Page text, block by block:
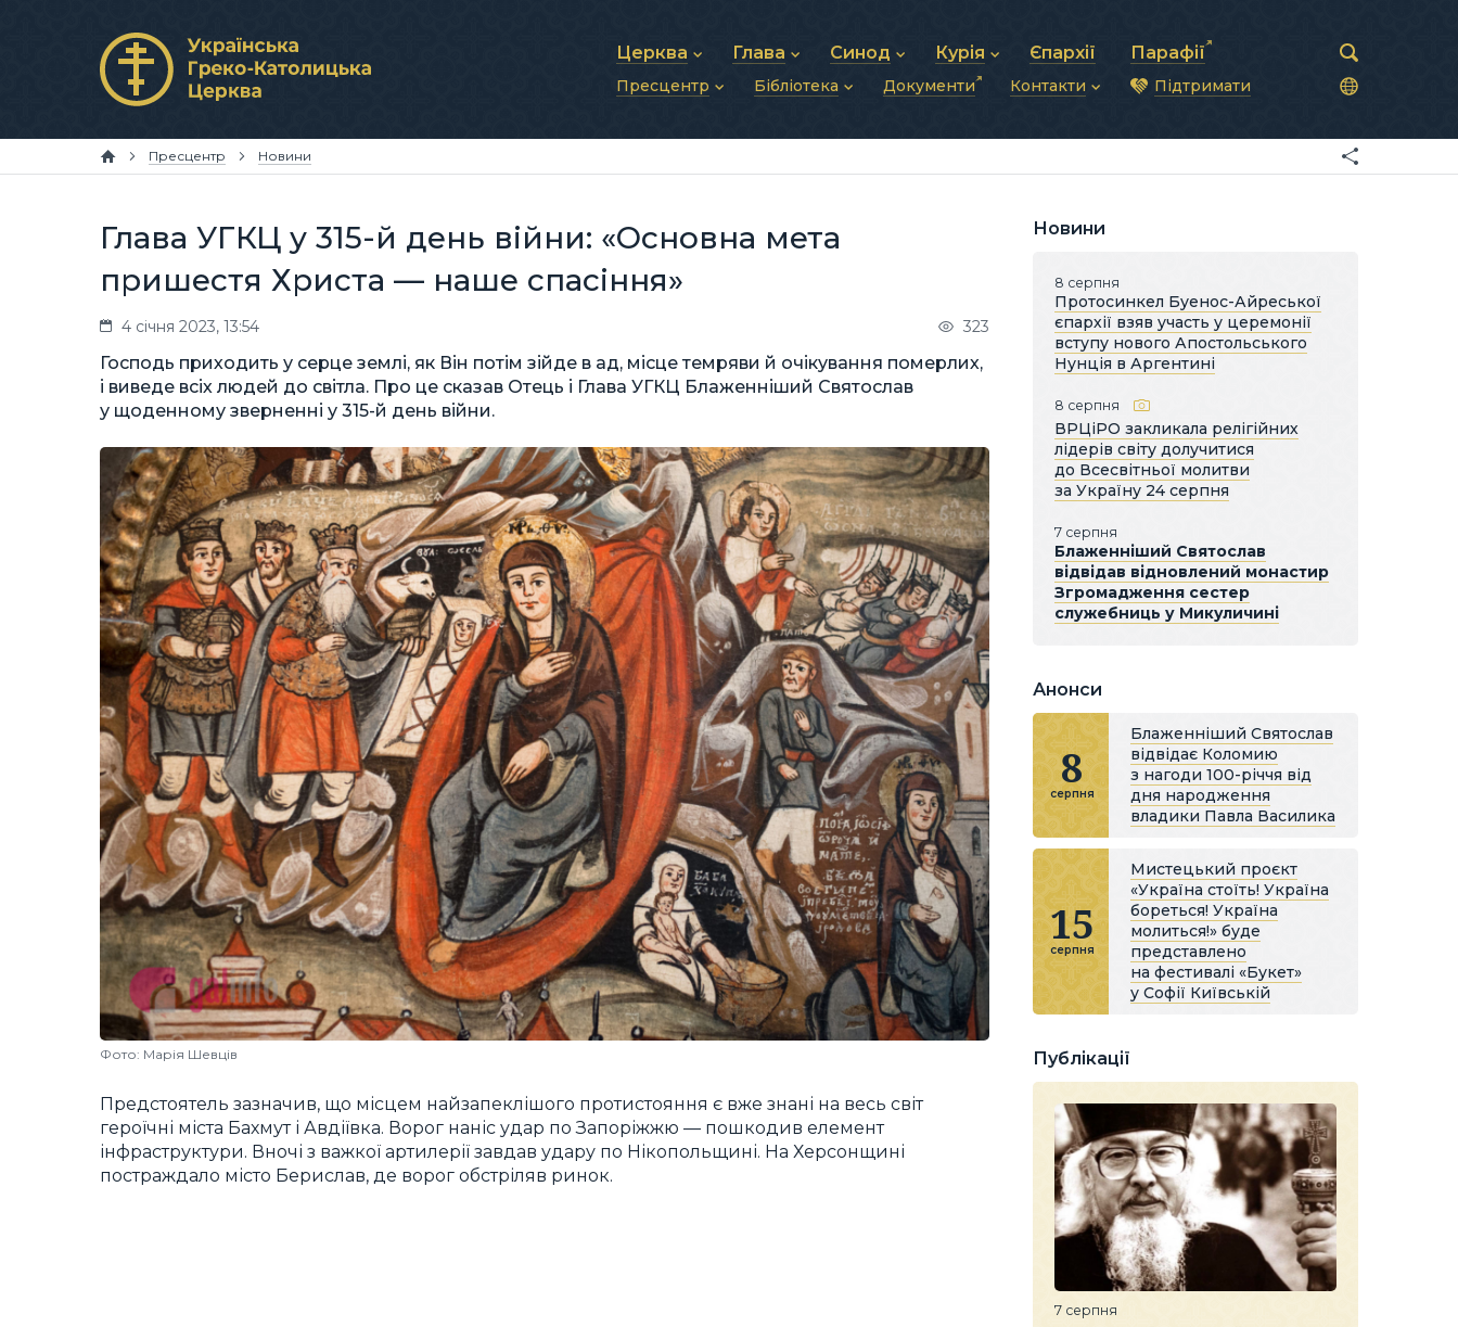
Церква
Про УГКЦ
Структура УГКЦ
Глава
Блаженніший Святослав
Фотографії
Синод
Синод Єпископів
Митрополичі Синоди
Курія
Душпастирська рада
Зв’язки та комунікації
Єпархії Парафії
Пресцентр
Публікації
Фото та відео
Бібліотека
Молитви
Документи Контакти
Синоди Єпископів
Патріарша курія
Підтримати
Пресцентр Новини
Глава УГКЦ у 315-й день війни: «Основна мета
пришестя Христа — наше спасіння»
4 січня 2023, 13:54 323
Господь приходить у серце землі, як Він потім зійде в ад, місце темряви й очікування померлих,
і виведе всіх людей до світла. Про це сказав Отець і Глава УГКЦ Блаженніший Святослав
у щоденному зверненні у 315-й день війни.
Фото: Марія Шевців
Предстоятель зазначив, що місцем найзапеклішого протистояння є вже знані на весь світ
героїчні міста Бахмут і Авдіївка. Ворог наніс удар по Запоріжжю — пошкодив елемент
інфраструктури. Вночі з важкої артилерії завдав удару по Нікопольщині. На Херсонщині
постраждало місто Берислав, де ворог обстріляв ринок.
Новини
8 серпня
Протосинкел Буенос-Айреської
єпархії взяв участь у церемонії
вступу нового Апостольського
Нунція в Аргентині
8 серпня
ВРЦіРО закликала релігійних
лідерів світу долучитися
до Всесвітньої молитви
за Україну 24 серпня
7 серпня
Блаженніший Святослав
відвідав відновлений монастир
Згромадження сестер
служебниць у Микуличині
Анонси
8
серпня
Блаженніший Святослав
відвідає Коломию
з нагоди 100-річчя від
дня народження
владики Павла Василика
15
серпня
Мистецький проєкт
«Україна стоїть! Україна
бореться! Україна
молиться!» буде
представлено
на фестивалі «Букет»
у Софії Київській
Публікації
7 серпня